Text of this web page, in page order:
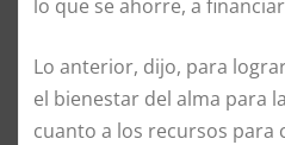
lo que se ahorre, a
Lo anterior, dijo, para
el bienestar del alma para
cuanto a los recursos para